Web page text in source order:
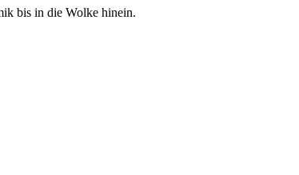
bis in die Wolke hinein.